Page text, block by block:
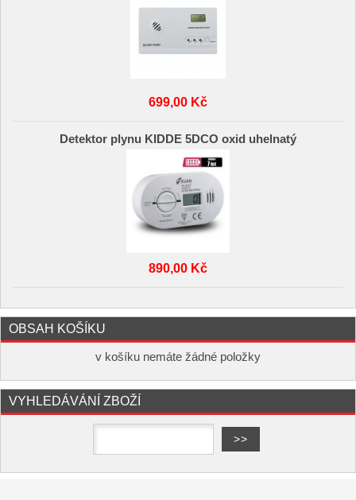
699,00 Kč
Detektor plynu KIDDE 5DCO oxid uhelnatý
890,00 Kč
OBSAH KOŠÍKU
v košíku nemáte žádné položky
VYHLEDÁVÁNÍ ZBOŽÍ